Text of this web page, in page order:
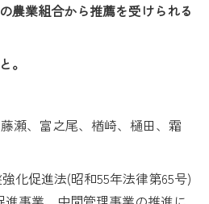
農業組合から推薦を受けられる
。
瀬、富之尾、楢崎、樋田、霜
化促進法(昭和55年法律第65号)